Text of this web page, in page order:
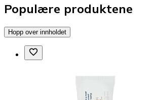
Populære produktene
Hopp over innholdet